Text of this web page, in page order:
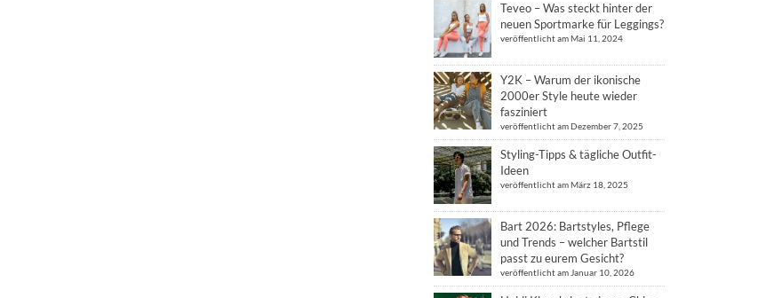
Teveo – Was steckt hinter der
neuen Sportmarke für Leggings?
veröffentlicht am Mai 11, 2024
Y2K – Warum der ikonische
2000er Style heute wieder
fasziniert
veröffentlicht am Dezember 7, 2025
Styling-Tipps & tägliche Outfit-
Ideen
veröffentlicht am März 18, 2025
Bart 2026: Bartstyles, Pflege
und Trends – welcher Bartstil
passt zu eurem Gesicht?
veröffentlicht am Januar 10, 2026